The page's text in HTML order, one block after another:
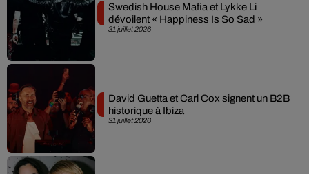
31 juillet 2026
Swedish House Mafia et Lykke Li
dévoilent « Happiness Is So Sad »
31 juillet 2026
David Guetta et Carl Cox signent un B2B
historique à Ibiza